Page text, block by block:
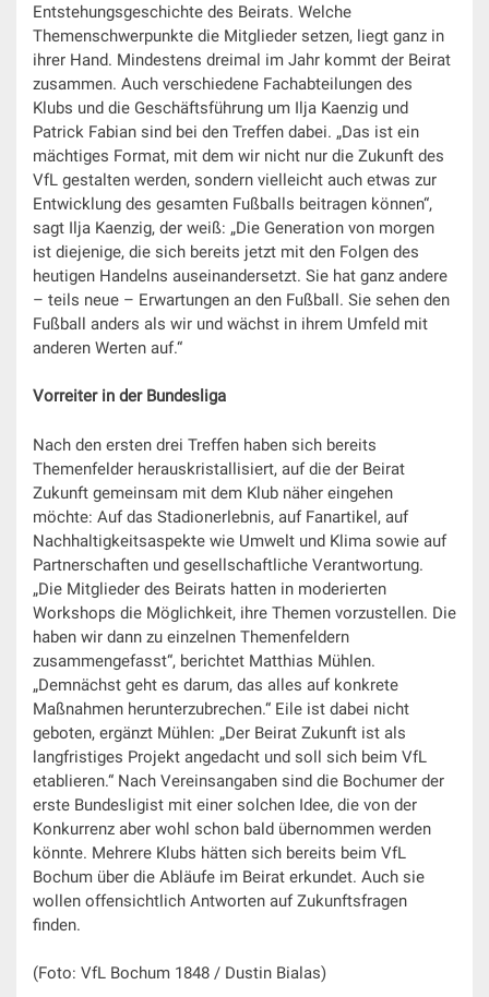
Entstehungsgeschichte des Beirats. Welche
Themenschwerpunkte die Mitglieder setzen, liegt ganz in
ihrer Hand. Mindestens dreimal im Jahr kommt der Beirat
zusammen. Auch verschiedene Fachabteilungen des
Klubs und die Geschäftsführung um Ilja Kaenzig und
Patrick Fabian sind bei den Treffen dabei. „Das ist ein
mächtiges Format, mit dem wir nicht nur die Zukunft des
VfL gestalten werden, sondern vielleicht auch etwas zur
Entwicklung des gesamten Fußballs beitragen können“,
sagt Ilja Kaenzig, der weiß: „Die Generation von morgen
ist diejenige, die sich bereits jetzt mit den Folgen des
heutigen Handelns auseinandersetzt. Sie hat ganz andere
– teils neue – Erwartungen an den Fußball. Sie sehen den
Fußball anders als wir und wächst in ihrem Umfeld mit
anderen Werten auf.“
Vorreiter in der Bundesliga
Nach den ersten drei Treffen haben sich bereits
Themenfelder herauskristallisiert, auf die der Beirat
Zukunft gemeinsam mit dem Klub näher eingehen
möchte: Auf das Stadionerlebnis, auf Fanartikel, auf
Nachhaltigkeitsaspekte wie Umwelt und Klima sowie auf
Partnerschaften und gesellschaftliche Verantwortung.
„Die Mitglieder des Beirats hatten in moderierten
Workshops die Möglichkeit, ihre Themen vorzustellen. Die
haben wir dann zu einzelnen Themenfeldern
zusammengefasst“, berichtet Matthias Mühlen.
„Demnächst geht es darum, das alles auf konkrete
Maßnahmen herunterzubrechen.“ Eile ist dabei nicht
geboten, ergänzt Mühlen: „Der Beirat Zukunft ist als
langfristiges Projekt angedacht und soll sich beim VfL
etablieren.“ Nach Vereinsangaben sind die Bochumer der
erste Bundesligist mit einer solchen Idee, die von der
Konkurrenz aber wohl schon bald übernommen werden
könnte. Mehrere Klubs hätten sich bereits beim VfL
Bochum über die Abläufe im Beirat erkundet. Auch sie
wollen offensichtlich Antworten auf Zukunftsfragen
finden.
(Foto: VfL Bochum 1848 / Dustin Bialas)